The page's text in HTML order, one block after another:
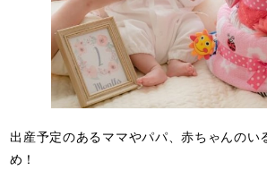
出産予定のあるママやパパ、赤ちゃんのい
め！